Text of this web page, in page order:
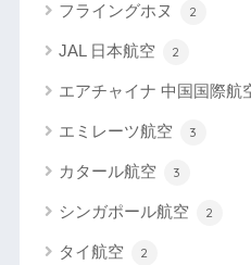
フライングホヌ 2
JAL 日本航空 2
エアチャイナ 中国国際航
エミレーツ航空 3
カタール航空 3
シンガポール航空 2
タイ航空 2